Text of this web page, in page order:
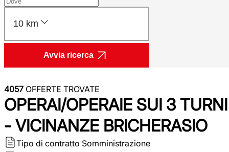
10 km
Avvia ricerca
4057 OFFERTE TROVATE
OPERAI/OPERAIE SUI 3 TURNI
- VICINANZE BRICHERASIO
Tipo di contratto Somministrazione